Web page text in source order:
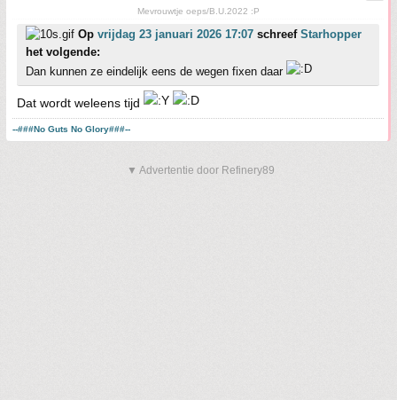
Mevrouwtje oeps/B.U.2022 :P
Op vrijdag 23 januari 2026 17:07 schreef Starhopper
het volgende:
Dan kunnen ze eindelijk eens de wegen fixen daar
Dat wordt weleens tijd
--###No Guts No Glory###--
▼ Advertentie door Refinery89